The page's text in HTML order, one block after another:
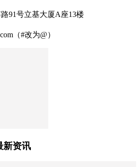
91号立基大厦A座13楼
（#改为@）
新资讯